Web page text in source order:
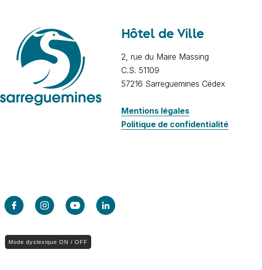
Hôtel de Ville
2, rue du Maire Massing
C.S. 51109
57216 Sarreguemines Cédex
Mentions légales
Politique de confidentialité
Mode dyslexique ON / OFF